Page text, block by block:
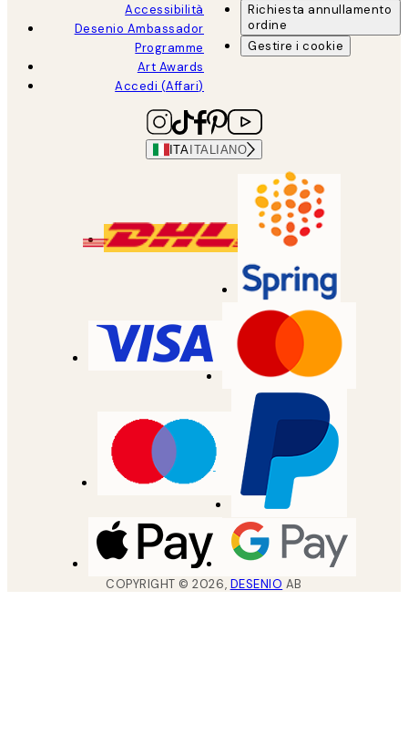
Accessibilità
Desenio Ambassador
Programme
Art Awards
Accedi (Affari)
Richiesta annullamento
ordine
Gestire i cookie
ITA ITALIANO
COPYRIGHT ©2026, DESENIO AB